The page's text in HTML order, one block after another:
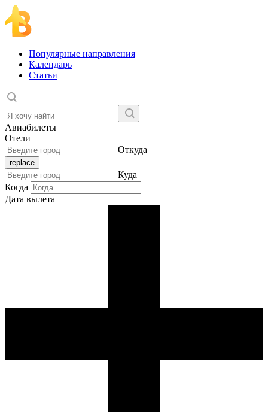
Популярные направления
Календарь
Статьи
Авиабилеты
Отели
Откуда
Куда
Когда
Дата вылета